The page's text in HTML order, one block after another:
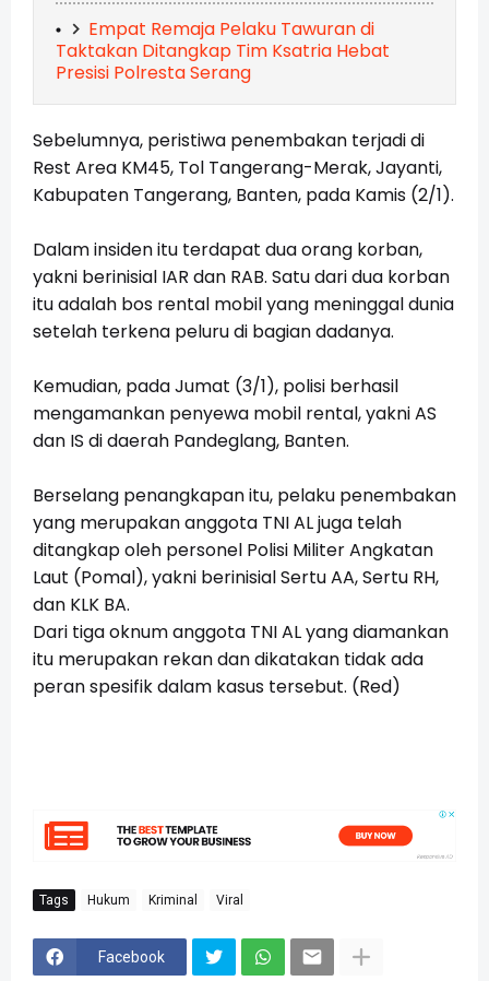
Empat Remaja Pelaku Tawuran di
Taktakan Ditangkap Tim Ksatria Hebat
Presisi Polresta Serang
Sebelumnya, peristiwa penembakan terjadi di
Rest Area KM45, Tol Tangerang-Merak, Jayanti,
Kabupaten Tangerang, Banten, pada Kamis (2/1).
Dalam insiden itu terdapat dua orang korban,
yakni berinisial IAR dan RAB. Satu dari dua korban
itu adalah bos rental mobil yang meninggal dunia
setelah terkena peluru di bagian dadanya.
Kemudian, pada Jumat (3/1), polisi berhasil
mengamankan penyewa mobil rental, yakni AS
dan IS di daerah Pandeglang, Banten.
Berselang penangkapan itu, pelaku penembakan
yang merupakan anggota TNI AL juga telah
ditangkap oleh personel Polisi Militer Angkatan
Laut (Pomal), yakni berinisial Sertu AA, Sertu RH,
dan KLK BA.
Dari tiga oknum anggota TNI AL yang diamankan
itu merupakan rekan dan dikatakan tidak ada
peran spesifik dalam kasus tersebut. (Red)
Tags Hukum Kriminal Viral
Facebook